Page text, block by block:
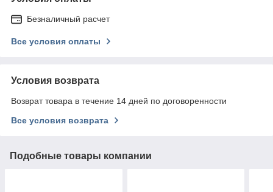
Безналичный расчет
Все условия оплаты
Условия возврата
Возврат товара в течение 14 дней по договоренности
Все условия возврата
Подобные товары компании